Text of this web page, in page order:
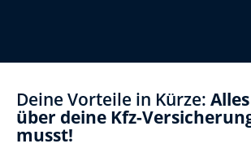
Deine Vorteile in Kürze:
über deine Kfz-
musst!